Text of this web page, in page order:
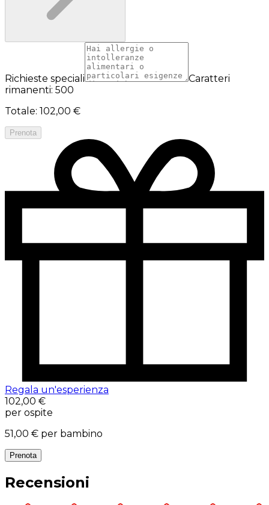
Richieste speciali
Caratteri
rimanenti: 500
Totale: 102,00 €
Prenota
Regala un'esperienza
102,00 €
per ospite
51,00 € per bambino
Prenota
Recensioni